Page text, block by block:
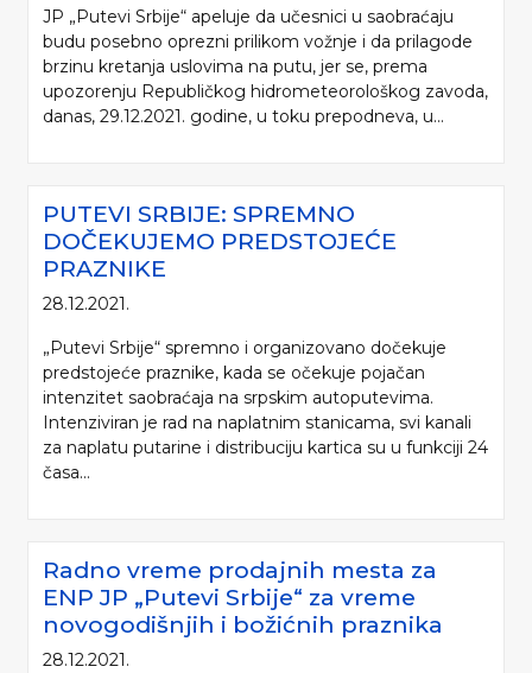
JP „Putevi Srbije“ apeluje da učesnici u saobraćaju
budu posebno oprezni prilikom vožnje i da prilagode
brzinu kretanja uslovima na putu, jer se, prema
upozorenju Republičkog hidrometeorološkog zavoda,
danas, 29.12.2021. godine, u toku prepodneva, u...
PUTEVI SRBIJE: SPREMNO
DOČEKUJEMO PREDSTOJEĆE
PRAZNIKE
28.12.2021.
„Putevi Srbije“ spremno i organizovano dočekuje
predstojeće praznike, kada se očekuje pojačan
intenzitet saobraćaja na srpskim autoputevima.
Intenziviran je rad na naplatnim stanicama, svi kanali
za naplatu putarine i distribuciju kartica su u funkciji 24
časa...
Radno vreme prodajnih mesta za
ENP JP „Putevi Srbije“ za vreme
novogodišnjih i božićnih praznika
28.12.2021.